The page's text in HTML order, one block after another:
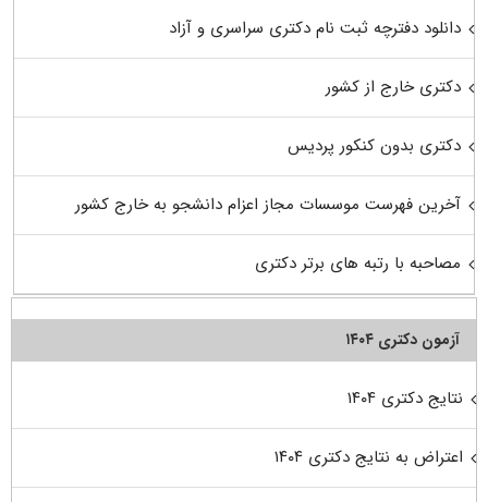
دانلود دفترچه ثبت نام دکتری سراسری و آزاد
دکتری خارج از کشور
دکتری بدون کنکور پردیس
آخرین فهرست موسسات مجاز اعزام دانشجو به خارج کشور
مصاحبه با رتبه های برتر دکتری
آزمون دکتری ۱۴۰۴
نتایج دکتری ۱۴۰۴
اعتراض به نتایج دکتری ۱۴۰۴